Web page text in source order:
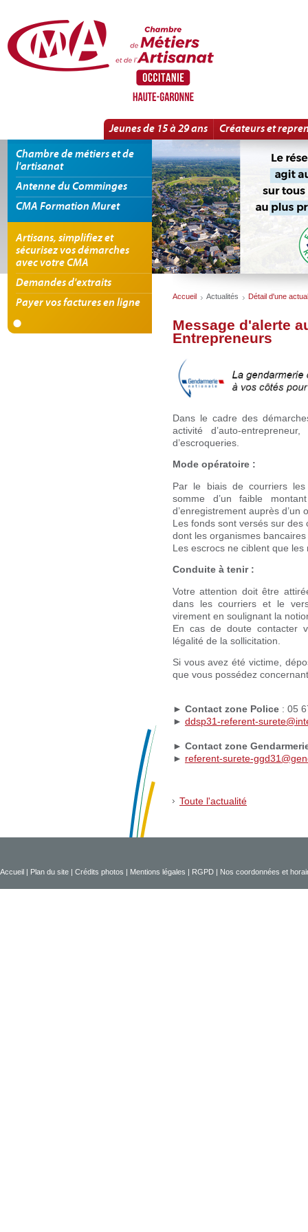
Message d'alerte aux nouveaux Auto Entrepreneurs | Détail d'une actualité
Jeunes de 15 à 29 ans Créateurs et
Chambre de métiers et de
l'artisanat
Antenne du Comminges
CMA Formation Muret
Artisans, simplifiez et
sécurisez vos démarches
avec votre CMA
Demandes d'extraits
Payer vos factures en ligne
Accueil Actualités Détail d'une
Message d'alerte
Entrepreneurs
Dans le cadre des
activité d’auto-
d’escroqueries.
Mode opératoire :
Par le biais de courriers
somme d’un faible
d’enregistrement auprès d’un
Les fonds sont versés sur
dont les organismes
Les escrocs ne ciblent que
Conduite à tenir :
Votre attention doit être
dans les courriers et le
virement en soulignant la
En cas de doute contacter
légalité de la sollicitation.
Si vous avez été victime,
que vous possédez
► Contact zone Police : 05
► ddsp31-referent-
► Contact zone
► referent-surete-
Toute l'actualité
Accueil | Plan du site | Crédits photos | Mentions légales | RGPD | Nos coordonnées et